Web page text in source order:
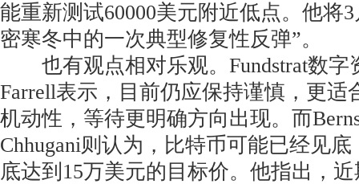
能重新测试60000美元附近低点。他将
密寒冬中的一次典型修复性反弹”。
也有观点相对乐观。Fundstrat数字
Farrell表示，目前仍应保持谨慎，更适
机动性，等待更明确方向出现。而
Chhugani则认为，比特币可能已经见
底达到15万美元的目标价。他指出，